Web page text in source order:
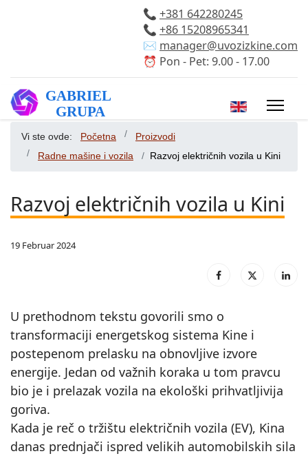
📞 +381 642280245
📞 +86 15208965341
✉️ manager@uvozizkine.com
⏰ Pon - Pet: 9.00 - 17.00
Izaberite vaš
Vi ste ovde: Početna
Proizvodi
Radne mašine i vozila
Razvoj električnih vozila u Kini
Razvoj električnih vozila u Kini
19 Februar 2024
U prethodnom tekstu govorili smo o
transformaciji energetskog sistema Kine i
postepenom prelasku na obnovljive izvore
energije. Jedan od važnih koraka u tom pravcu
bio je i prelazak vozila na ekološki prihvatljivija
goriva.
Kada je reč o tržištu električnih vozila (EV), Kina
danas prednjači ispred velikih automobilskih sila